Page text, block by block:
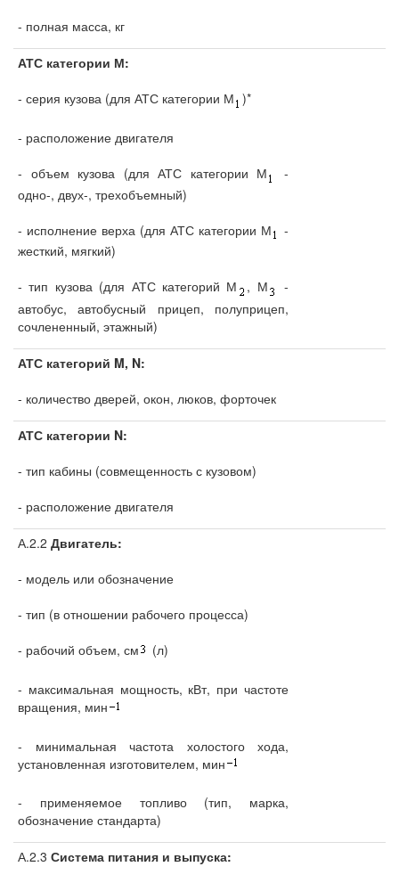
- полная масса, кг
АТС категории М:
- серия кузова (для АТС категории М )*
- расположение двигателя
- объем кузова (для АТС категории М
-
одно-, двух-, трехобъемный)
- исполнение верха (для АТС категории М
-
жесткий, мягкий)
- тип кузова (для АТС категорий М
, М
-
автобус, автобусный прицеп, полуприцеп,
сочлененный, этажный)
АТС категорий M, N:
- количество дверей, окон, люков, форточек
АТС категории N:
- тип кабины (совмещенность с кузовом)
- расположение двигателя
А.2.2 Двигатель:
- модель или обозначение
- тип (в отношении рабочего процесса)
- рабочий объем, см
(л)
- максимальная мощность, кВт, при частоте
вращения, мин
- минимальная частота холостого хода,
установленная изготовителем, мин
- применяемое топливо (тип, марка,
обозначение стандарта)
А.2.3 Система питания и выпуска: